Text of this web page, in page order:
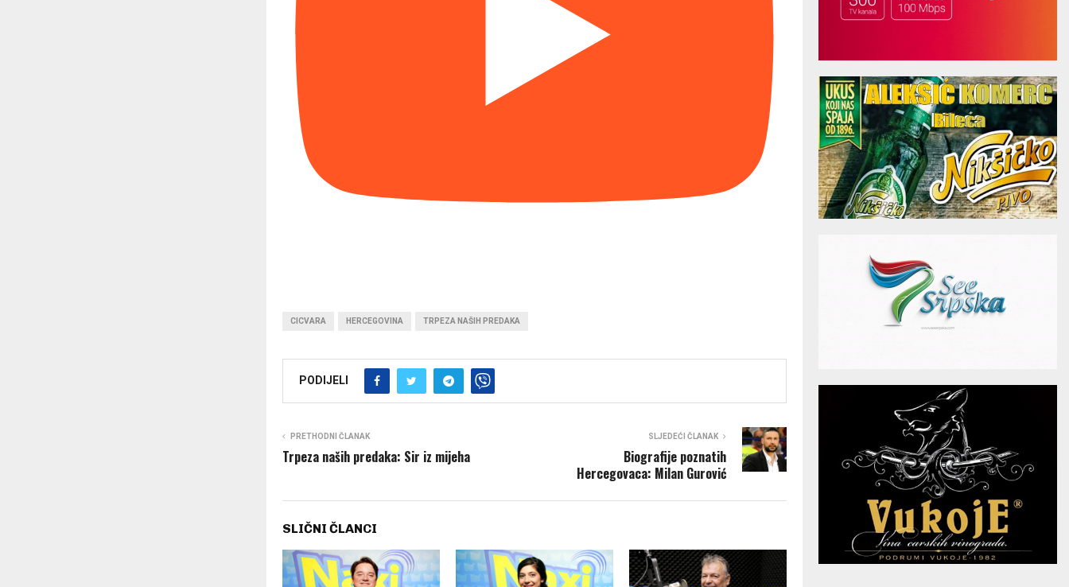
CICVARA HERCEGOVINA TRPEZA NAŠIH PREDAKA
PODIJELI
PRETHODNI ČLANAK
Trpeza naših predaka: Sir iz mijeha
SLJEDEĆI ČLANAK
Biografije poznatih
Hercegovaca: Milan Gurović
SLIČNI ČLANCI